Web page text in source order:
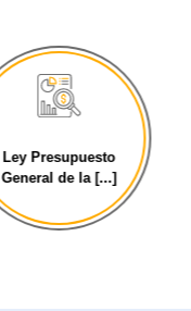
Ley Presupuesto
General de la [...]